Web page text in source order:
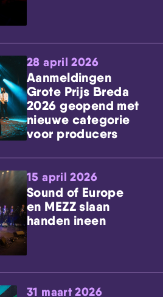
28 april 2026
Aanmeldingen
Grote Prijs Breda
2026 geopend met
nieuwe categorie
voor producers
15 april 2026
Sound of Europe
en MEZZ slaan
handen ineen
31 maart 2026